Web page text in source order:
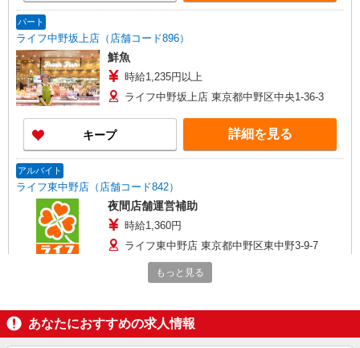
パート
ライフ中野坂上店（店舗コード896）
鮮魚
時給1,235円以上
ライフ中野坂上店 東京都中野区中央1-36-3
キープ 詳細を見る
アルバイト
ライフ東中野店（店舗コード842）
夜間店舗運営補助
時給1,360円
ライフ東中野店 東京都中野区東中野3-9-7
アルバイト
ライフ東中野店（店舗コード842）
もっと見る
あなたにおすすめの求人情報